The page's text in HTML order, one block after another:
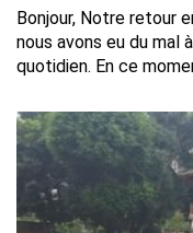
Bonjour, Notre retour
nous avons eu du mal
quotidien. En ce